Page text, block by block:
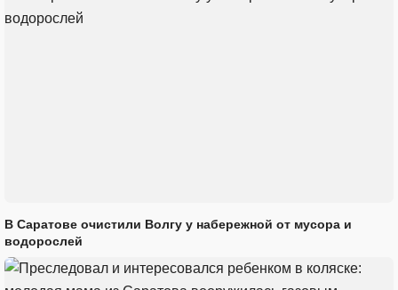
В Саратове очистили Волгу у набережной от мусора и
водорослей